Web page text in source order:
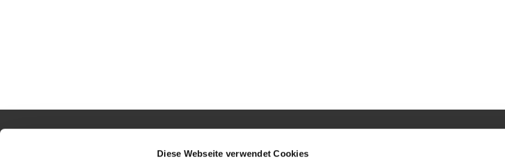
Diese Webseite verwendet Cookies
Gesamtkirchengemeinde Grünberger Land